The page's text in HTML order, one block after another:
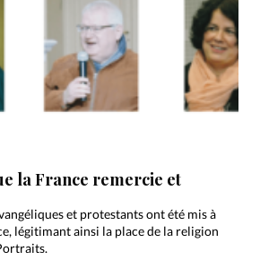
la France remercie et
et protestants ont été mis à
légitimant ainsi la place de la religion